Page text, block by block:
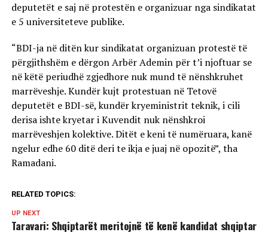
deputetët e saj në protestën e organizuar nga sindikatat
e 5 universiteteve publike.
“BDI-ja në ditën kur sindikatat organizuan protestë të
përgjithshëm e dërgon Arbër Ademin për t’i njoftuar se
në këtë periudhë zgjedhore nuk mund të nënshkruhet
marrëveshje. Kundër kujt protestuan në Tetovë
deputetët e BDI-së, kundër kryeministrit teknik, i cili
derisa ishte kryetar i Kuvendit nuk nënshkroi
marrëveshjen kolektive. Ditët e keni të numëruara, kanë
ngelur edhe 60 ditë deri te ikja e juaj në opozitë”, tha
Ramadani.
RELATED TOPICS:
UP NEXT
Taravari: Shqiptarët meritojnë të kenë kandidat shqiptar